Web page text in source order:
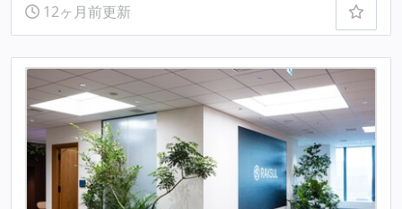
12ヶ月前更新